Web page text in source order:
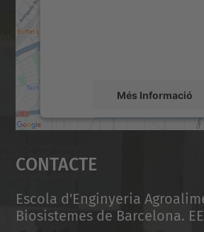
Més Informació
Accepta
powered by
Contacte
Escola d'Enginyeria
Biosistemes de Barcelona.